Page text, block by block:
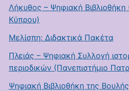
Λήκυθος – Ψηφιακή Βιβλιοθήκη
Κύπρου)
Μελίσπη: Διδακτικά Πακέτα
Πλειάς – Ψηφιακή Συλλογή
περιοδικών (Πανεπιστήμιο
Ψηφιακή Βιβλιοθήκη της